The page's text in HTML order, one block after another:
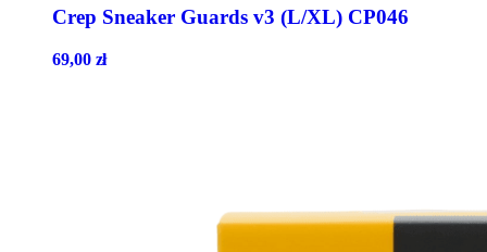
Crep Sneaker Guards v3 (L/XL) CP046
69,00 zł